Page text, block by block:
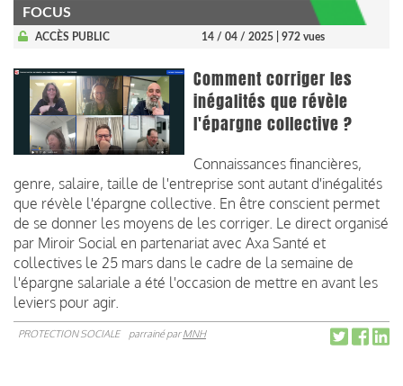
FOCUS
ACCÈS PUBLIC 14 / 04 / 2025 | 972 vues
Comment corriger les
inégalités que révèle
l'épargne collective ?
Connaissances financières,
genre, salaire, taille de l'entreprise sont autant d'inégalités
que révèle l'épargne collective. En être conscient permet
de se donner les moyens de les corriger. Le direct organisé
par Miroir Social en partenariat avec Axa Santé et
collectives le 25 mars dans le cadre de la semaine de
l'épargne salariale a été l'occasion de mettre en avant les
leviers pour agir.
PROTECTION SOCIALE parrainé parMNH